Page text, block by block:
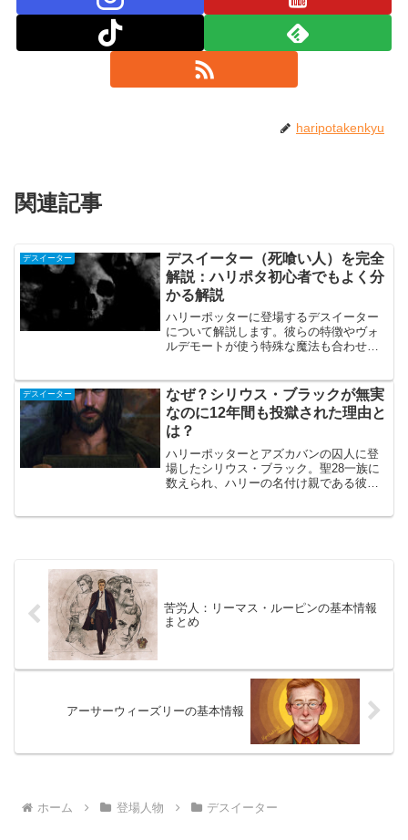
haripotakenkyu
関連記事
デスイーター
デスイーター（死喰い人）を完全
解説：ハリポタ初心者でもよく分
かる解説
ハリーポッターに登場するデスイーター
について解説します。彼らの特徴やヴォ
ルデモートが使う特殊な魔法も合わせて
むとより分かりやすくなります。
デスイーター
なぜ？シリウス・ブラックが無実
なのに12年間も投獄された理由と
は？
ハリーポッターとアズカバンの囚人に登
場したシリウス・ブラック。聖28一族に
数えられ、ハリーの名付け親である彼は
苦労人：リーマス・ルーピンの基本情報
まとめ
アーサーウィーズリーの基本情報
ホーム 登場人物 デスイーター